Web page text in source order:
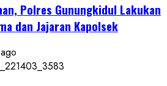
Polres Gunungkidul Lakukan
dan Jajaran Kapolsek